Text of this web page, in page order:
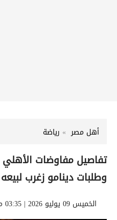
أهل مصر رياضة
تفاصيل مفاوضات
وطلبات دينامو زغرب
الخميس 09 يوليو 2026 | 03:35 مساءً